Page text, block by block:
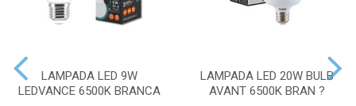
LAMPADA LED 9W
LEDVANCE 6500K BRANCA
LAMPADA LED 20W BULB
AVANT 6500K BRAN ?